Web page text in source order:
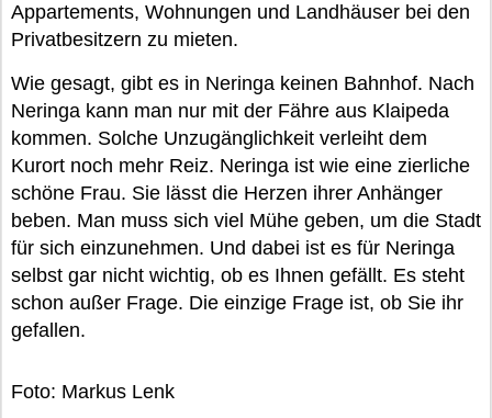
Appartements, Wohnungen und Landhäuser bei den
Privatbesitzern zu mieten.
Wie gesagt, gibt es in Neringa keinen Bahnhof. Nach
Neringa kann man nur mit der Fähre aus Klaipeda
kommen. Solche Unzugänglichkeit verleiht dem
Kurort noch mehr Reiz. Neringa ist wie eine zierliche
schöne Frau. Sie lässt die Herzen ihrer Anhänger
beben. Man muss sich viel Mühe geben, um die Stadt
für sich einzunehmen. Und dabei ist es für Neringa
selbst gar nicht wichtig, ob es Ihnen gefällt. Es steht
schon außer Frage. Die einzige Frage ist, ob Sie ihr
gefallen.
Foto: Markus Lenk